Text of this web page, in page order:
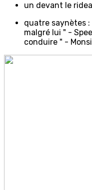
un devant le
quatre saynètes
malgré lui " -
conduire " -